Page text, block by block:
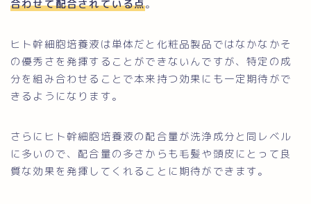
合わせて配合されている点。
ヒト幹細胞培養液は単体だと化粧品製品ではなかなかそ
の優秀さを発揮することができないんですが、特定の成
分を組み合わせることで本来持つ効果にも一定期待がで
きるようになります。
さらにヒト幹細胞培養液の配合量が洗浄成分と同レベル
に多いので、配合量の多さからも毛髪や頭皮にとって良
質な効果を発揮してくれることに期待ができます。